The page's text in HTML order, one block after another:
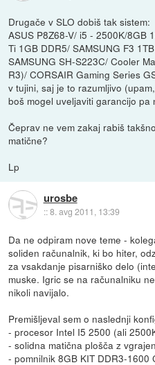
Drugače v SLO dobiš tak sistem:
ASUS P8Z68-V/ i5 - 2500K/8GB
Ti 1GB DDR5/ SAMSUNG F3
SAMSUNG SH-S223C/ Cooler
R3)/ CORSAIR Gaming Series
v tujini, saj je to razumljivo
boš mogel uveljaviti garancijo pa
Čeprav ne vem zakaj rabiš
matične?
Lp
urosbe
::8. avg 2011, 13:39
Da ne odpiram nove teme -
soliden računalnik, ki bo hiter,
za vsakdanje pisarniško delo
muske. Igric se na računalniku
nikoli navijalo.
Premišljeval sem o naslednji
- procesor Intel I5 2500 (ali
- solidna matična plošča z
- pomnilnik 8GB KIT DDR3-1600